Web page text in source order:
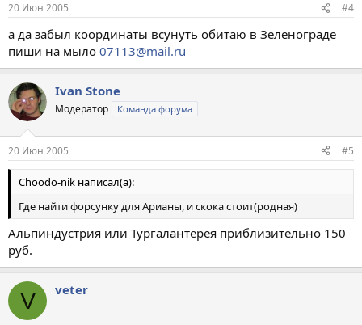
20 Июн 2005 #4
а да забыл координаты всунуть обитаю в Зеленограде
пиши на мыло 07113@mail.ru
Ivan Stone
Модератор Команда форума
20 Июн 2005 #5
Choodo-nik написал(а):
Где найти форсунку для Арианы, и скока стоит(родная)
Альпиндустрия или Тургалантерея приблизительно 150
руб.
V veter